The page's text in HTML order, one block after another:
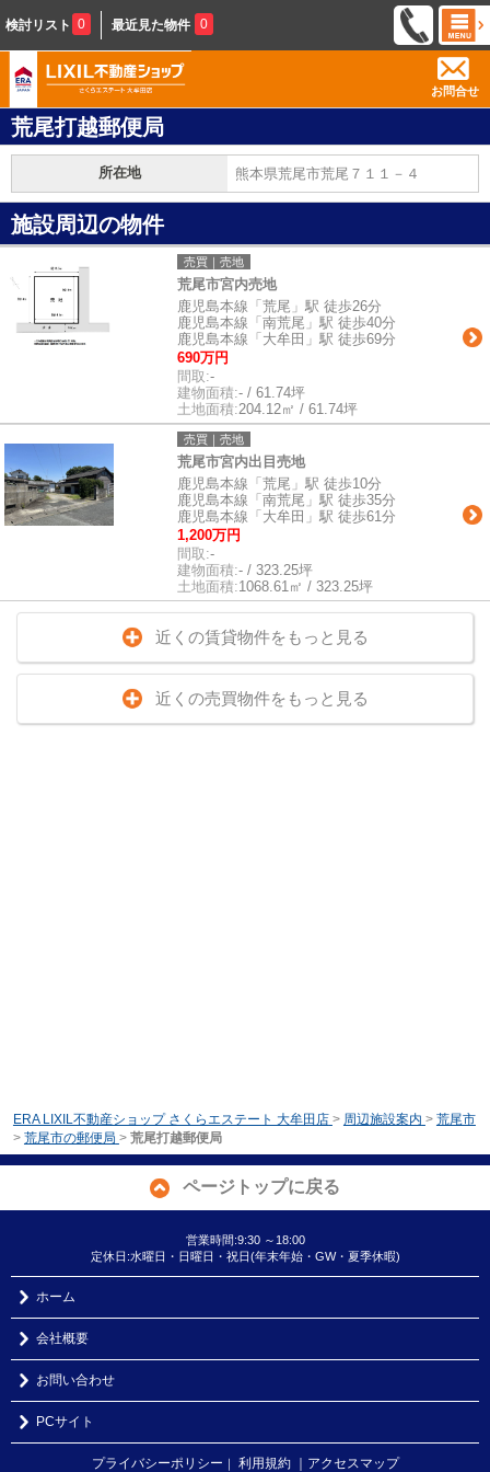
検討リスト 0 最近見た物件 0
お問合せ
荒尾打越郵便局
所在地 熊本県荒尾市荒尾７１１－４
施設周辺の物件
売買｜売地
荒尾市宮内売地
鹿児島本線「荒尾」駅 徒歩26分
鹿児島本線「南荒尾」駅 徒歩40分
鹿児島本線「大牟田」駅 徒歩69分
690万円
間取:-
建物面積:- / 61.74坪
土地面積:204.12㎡ / 61.74坪
売買｜売地
荒尾市宮内出目売地
鹿児島本線「荒尾」駅 徒歩10分
鹿児島本線「南荒尾」駅 徒歩35分
鹿児島本線「大牟田」駅 徒歩61分
1,200万円
間取:-
建物面積:- / 323.25坪
土地面積:1068.61㎡ / 323.25坪
近くの賃貸物件をもっと見る
近くの売買物件をもっと見る
ERA LIXIL不動産ショップ さくらエステート 大牟田店 > 周辺施設案内 > 荒尾市
> 荒尾市の郵便局 > 荒尾打越郵便局
ページトップに戻る
営業時間:9:30 ～18:00
定休日:水曜日・日曜日・祝日(年末年始・GW・夏季休暇)
ホーム
会社概要
お問い合わせ
PCサイト
プライバシーポリシー ｜ 利用規約 ｜アクセスマップ